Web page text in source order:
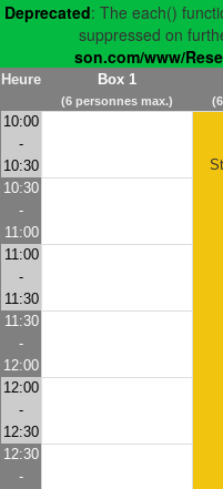
Deprecated: The each()
suppressed on
son.com/www/
Heure Box 1
(6 personnes max.)
10:00
-
10:30
10:30
-
11:00
11:00
-
11:30
11:30
-
12:00
12:00
-
12:30
12:30
-